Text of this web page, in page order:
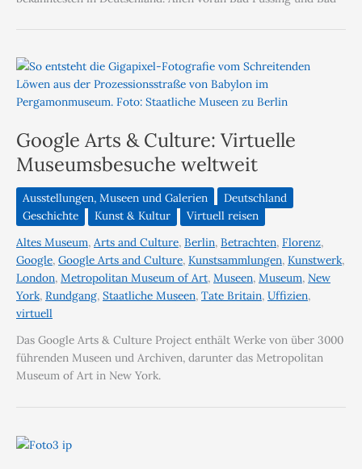
Google Arts & Culture: Virtuelle
Museumsbesuche weltweit
Ausstellungen, Museen und Galerien
Deutschland
Geschichte
Kunst & Kultur
Virtuell reisen
Altes Museum, Arts and Culture, Berlin, Betrachten, Florenz,
Google, Google Arts and Culture, Kunstsammlungen, Kunstwerk,
London, Metropolitan Museum of Art, Museen, Museum, New
York, Rundgang, Staatliche Museen, Tate Britain, Uffizien,
virtuell
Das Google Arts & Culture Project enthält Werke von über 3000
führenden Museen und Archiven, darunter das Metropolitan
Museum of Art in New York.